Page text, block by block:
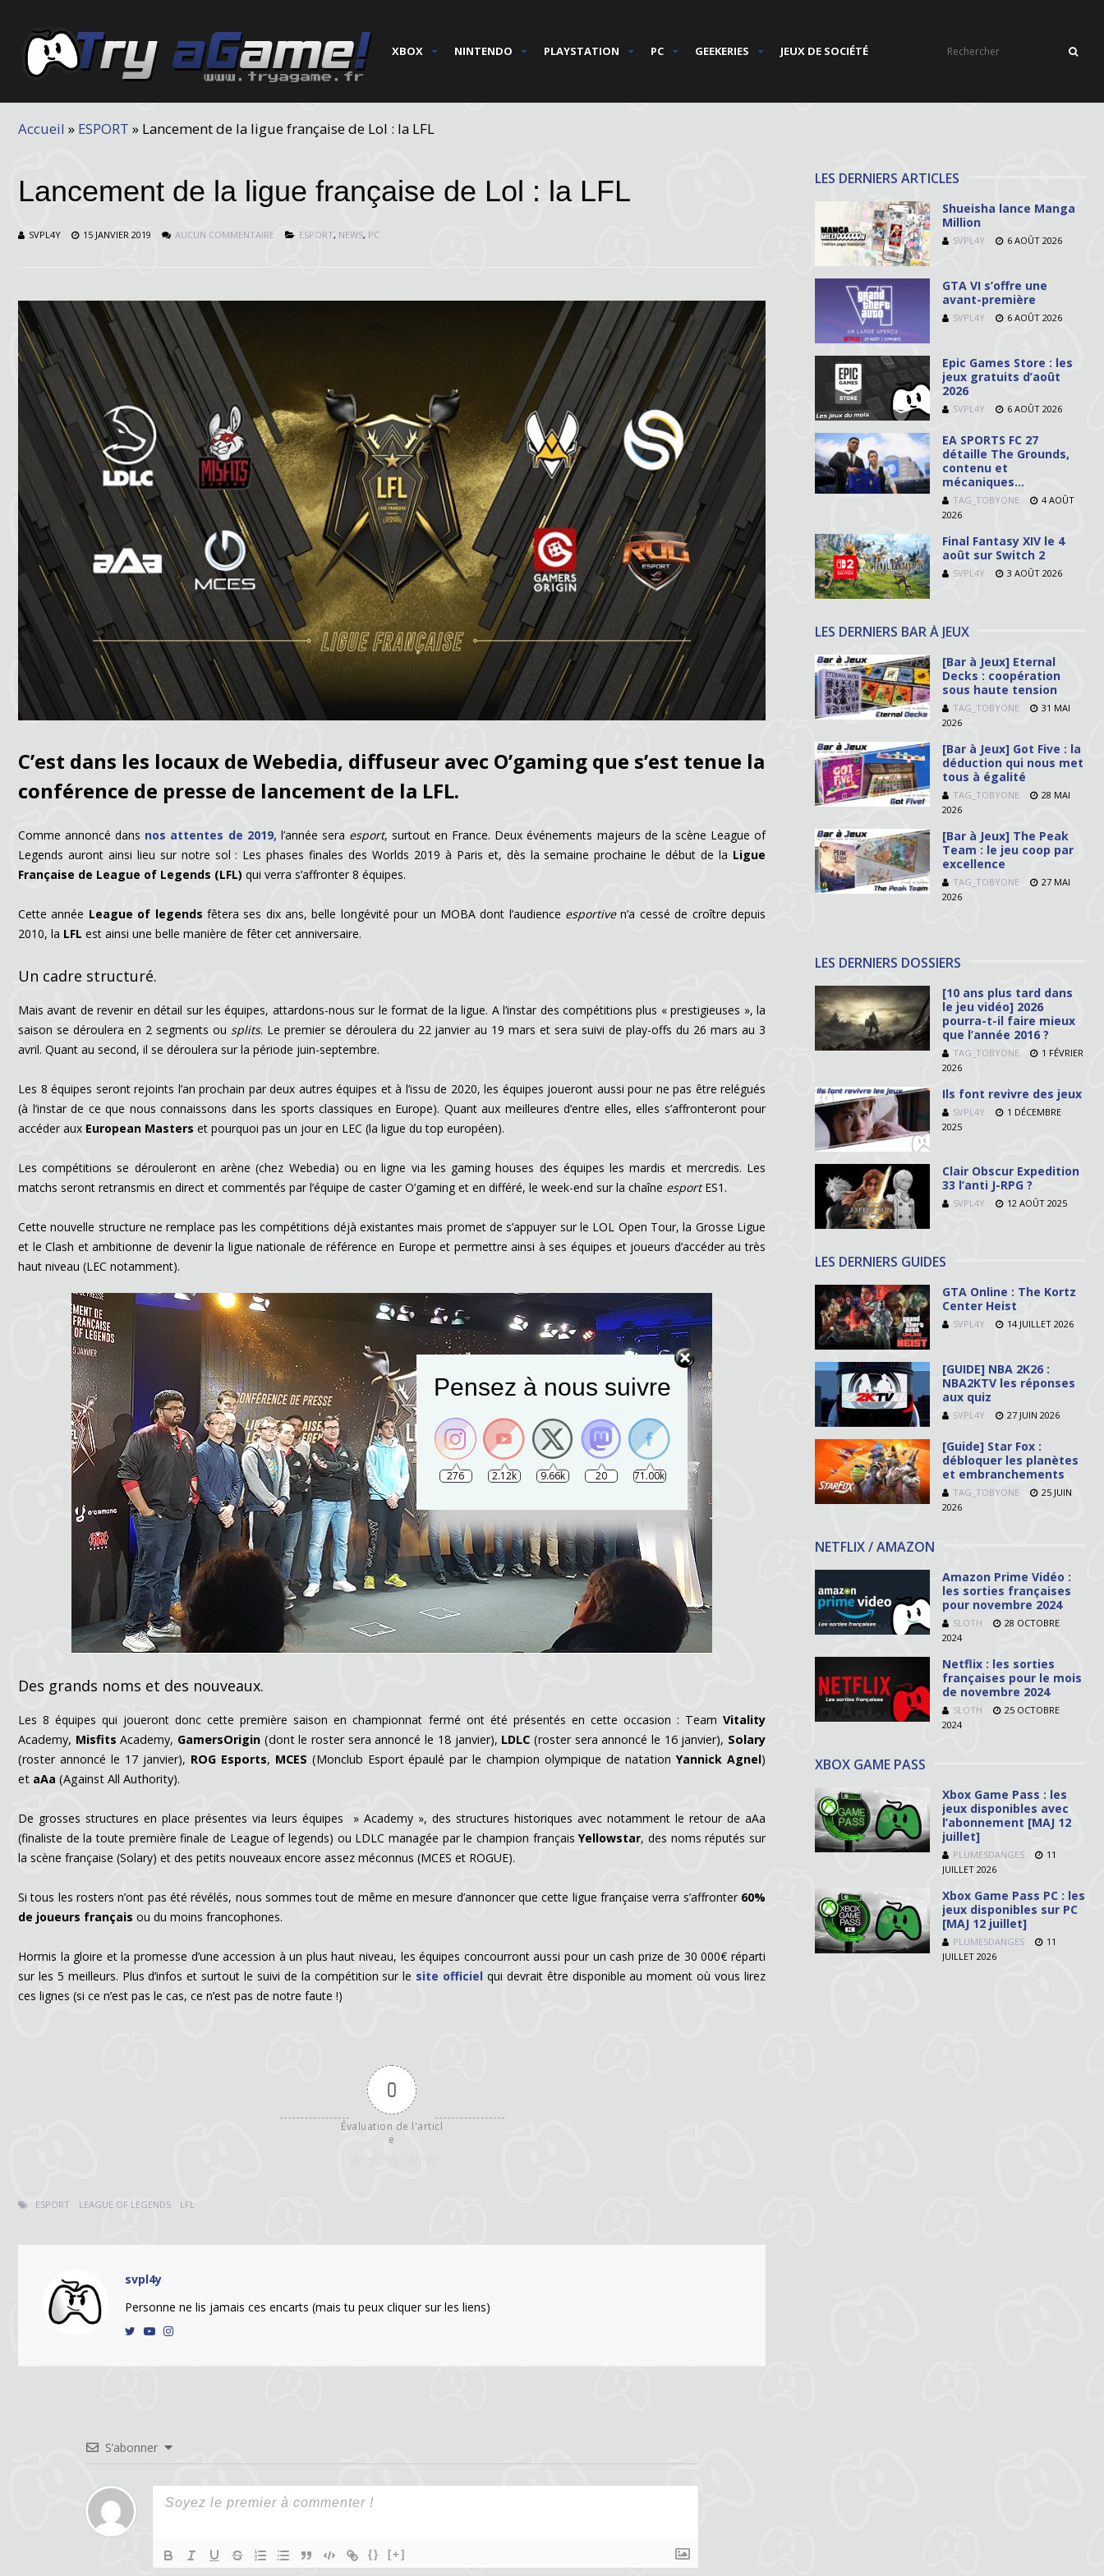
XBOX NINTENDO PLAYSTATION PC GEEKERIES JEUX DE SOCIÉTÉ
Accueil » ESPORT » Lancement de la ligue française de Lol : la LFL
Lancement de la ligue française de Lol : la LFL
SVPL4Y 15 JANVIER 2019 AUCUN COMMENTAIRE ESPORT, NEWS, PC
C’est dans les locaux de Webedia, diffuseur avec O’gaming que s’est tenue la
conférence de presse de lancement de la LFL.
Comme annoncé dans nos attentes de 2019, l’année sera esport, surtout en France. Deux événements majeurs de la scène League of
Legends auront ainsi lieu sur notre sol : Les phases finales des Worlds 2019 à Paris et, dès la semaine prochaine le début de la Ligue
Française de League of Legends (LFL) qui verra s’affronter 8 équipes.
Cette année League of legends fêtera ses dix ans, belle longévité pour un MOBA dont l’audience esportiven’a cessé de croître depuis
2010, la LFL est ainsi une belle manière de fêter cet anniversaire.
Un cadre structuré.
Mais avant de revenir en détail sur les équipes, attardons-nous sur le format de la ligue. A l’instar des compétitions plus « prestigieuses », la
saison se déroulera en 2 segments ou splits. Le premier se déroulera du 22 janvier au 19 mars et sera suivi de play-offs du 26 mars au 3
avril. Quant au second, il se déroulera sur la période juin-septembre.
Les 8 équipes seront rejoints l’an prochain par deux autres équipes et à l’issu de 2020, les équipes joueront aussi pour ne pas être relégués
(à l’instar de ce que nous connaissons dans les sports classiques en Europe). Quant aux meilleures d’entre elles, elles s’affronteront pour
accéder aux European Masters et pourquoi pas un jour en LEC (la ligue du top européen).
Les compétitions se dérouleront en arène (chez Webedia) ou en ligne via les gaming houses des équipes les mardis et mercredis. Les
matchs seront retransmis en direct et commentés par l’équipe de caster O’gaming et en différé, le week-end sur la chaîne esportES1.
Cette nouvelle structure ne remplace pas les compétitions déjà existantes mais promet de s’appuyer sur le LOL Open Tour, la Grosse Ligue
et le Clash et ambitionne de devenir la ligue nationale de référence en Europe et permettre ainsi à ses équipes et joueurs d’accéder au très
haut niveau (LEC notamment).
Des grands noms et des nouveaux.
Les 8 équipes qui joueront donc cette première saison en championnat fermé ont été présentés en cette occasion : TeamVitality
Academy, Misfits Academy, GamersOrigin (dont le roster sera annoncé le 18 janvier), LDLC (roster sera annoncé le 16 janvier), Solary
(roster annoncé le 17 janvier), ROG Esports, MCES (Monclub Esport épaulé par le champion olympique de natationYannick Agnel)
et aAa (Against All Authority).
De grosses structures en place présentes via leurs équipes » Academy », des structures historiques avec notamment le retour de aAa
(finaliste de la toute première finale de League of legends) ou LDLC managée par le champion françaisYellowstar, des noms réputés sur
la scène française (Solary) et des petits nouveaux encore assez méconnus (MCES et ROGUE).
Si tous les rosters n’ont pas été révélés, nous sommes tout de même en mesure d’annoncer que cette ligue française verra s’affronter60%
de joueurs français ou du moins francophones.
Hormis la gloire et la promesse d’une accession à un plus haut niveau, les équipes concourront aussi pour un cash prize de 30 000€ réparti
sur les 5 meilleurs. Plus d’infos et surtout le suivi de la compétition sur le site officiel qui devrait être disponible au moment où vous lirez
ces lignes (si ce n’est pas le cas, ce n’est pas de notre faute !)
0
Évaluation de l'articl
e
ESPORT LEAGUE OF LEGENDS LFL
svpl4y
Personne ne lis jamais ces encarts (mais tu peux cliquer sur les liens)
S’abonner
{} [+]
LES DERNIERS ARTICLES
Shueisha lance Manga
Million
SVPL4Y 6 AOÛT 2026
GTA VI s’offre une
avant-première
SVPL4Y 6 AOÛT 2026
Epic Games Store : les
jeux gratuits d’août
2026
SVPL4Y 6 AOÛT 2026
EA SPORTS FC 27
détaille The Grounds,
contenu et
mécaniques…
TAG_TOBYONE
4 AOÛT
2026
Final Fantasy XIV le 4
août sur Switch 2
SVPL4Y 3 AOÛT 2026
LES DERNIERS BAR À JEUX
[Bar à Jeux] Eternal
Decks : coopération
sous haute tension
TAG_TOBYONE
31 MAI
2026
[Bar à Jeux] Got Five : la
déduction qui nous met
tous à égalité
TAG_TOBYONE
28 MAI
2026
[Bar à Jeux] The Peak
Team : le jeu coop par
excellence
TAG_TOBYONE
27 MAI
2026
LES DERNIERS DOSSIERS
[10 ans plus tard dans
le jeu vidéo] 2026
pourra-t-il faire mieux
que l’année 2016 ?
TAG_TOBYONE
1 FÉVRIER
2026
Ils font revivre des jeux
SVPL4Y
1 DÉCEMBRE
2025
Clair Obscur Expedition
33 l’anti J-RPG ?
SVPL4Y 12 AOÛT 2025
LES DERNIERS GUIDES
GTA Online : The Kortz
Center Heist
SVPL4Y 14 JUILLET 2026
[GUIDE] NBA 2K26 :
NBA2KTV les réponses
aux quiz
SVPL4Y 27 JUIN 2026
[Guide] Star Fox :
débloquer les planètes
et embranchements
TAG_TOBYONE
25 JUIN
2026
NETFLIX / AMAZON
Amazon Prime Vidéo :
les sorties françaises
pour novembre 2024
SLOTH
28 OCTOBRE
2024
Netflix : les sorties
françaises pour le mois
de novembre 2024
SLOTH
25 OCTOBRE
2024
XBOX GAME PASS
Xbox Game Pass : les
jeux disponibles avec
l’abonnement [MAJ 12
juillet]
PLUMESDANGES
11
JUILLET 2026
Xbox Game Pass PC : les
jeux disponibles sur PC
[MAJ 12 juillet]
PLUMESDANGES
11
JUILLET 2026
Pensez à nous suivre
276 2.12k 9.66k 20 71.00k